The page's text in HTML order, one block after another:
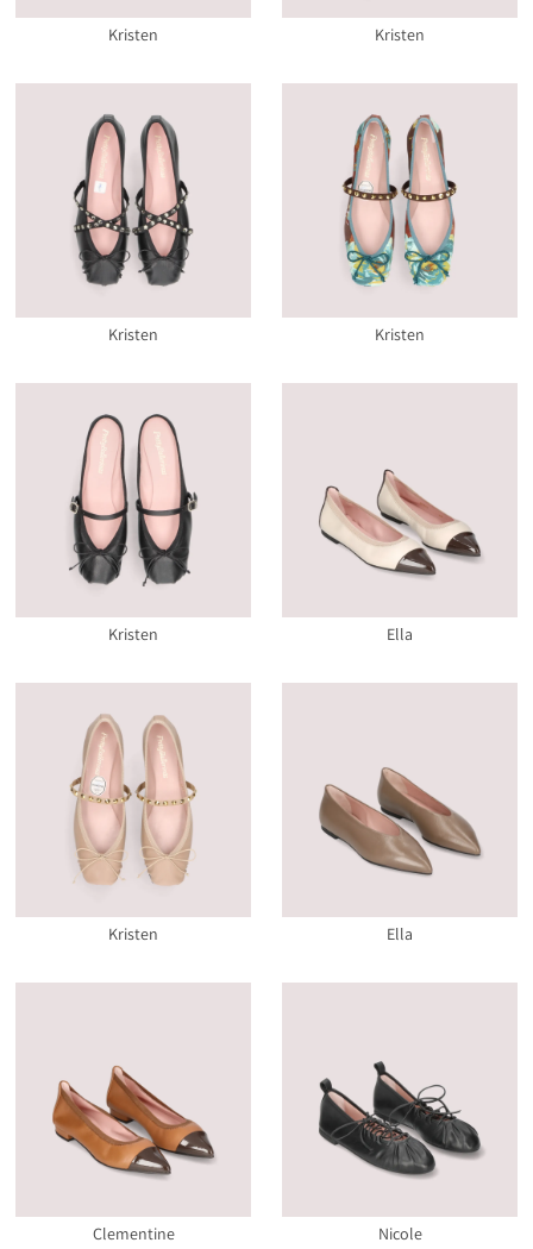
Kristen
Kristen
Kristen
Kristen
Ella
Kristen
Ella
Kristen
Nicole
Clementine